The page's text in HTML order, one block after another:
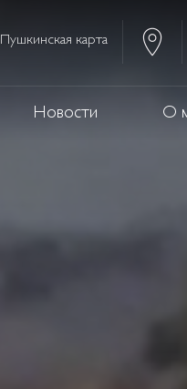
Пушкинская карта
Новости О